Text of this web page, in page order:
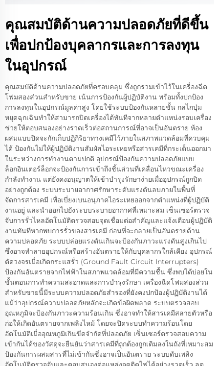
คุณสมบัติด้านความปลอดภัยที่ดีขึ้น
เพื่อปกป้องบุคลากรและการลงทุน
ในอุปกรณ์
คุณสมบัติด้านความปลอดภัยที่ครอบคลุม ซึ่งถูกรวมเข้าไว้ในเครื่องฉีด
โฟมสองส่วนสำหรับขาย เน้นการป้องกันผู้ปฏิบัติงาน พร้อมทั้งปกป้อง
การลงทุนในอุปกรณ์มูลค่าสูง โดยใช้ระบบป้องกันหลายชั้น กลไกปุ่ม
หยุดฉุกเฉินทำให้สามารถปิดเครื่องได้ทันทีจากหลายตำแหน่งรอบเครื่อง
ช่วยให้ตอบสนองอย่างรวดเร็วต่อสถานการณ์ที่อาจเป็นอันตราย ห้อง
ผสมแบบปิดจะกักเก็บปฏิกิริยาทางเคมีไว้ภายในสภาพแวดล้อมที่ควบคุม
ได้ ป้องกันไม่ให้ผู้ปฏิบัติงานสัมผัสไอระเหยหรือสารเคมีที่กระเด็นออกมา
ในระหว่างการทำงานตามปกติ อุปกรณ์ป้องกันความปลอดภัยแบบ
ล็อกอินเตอร์ล็อกจะป้องกันการเข้าถึงชิ้นส่วนที่เคลื่อนไหวขณะเครื่อง
กำลังทำงาน แต่ยังคงอนุญาตให้เข้าบำรุงรักษาง่ายเมื่ออุปกรณ์ถูกปิด
อย่างถูกต้อง ระบบระบายอากาศรักษาระดับแรงดันลบภายในพื้นที่
จัดการสารเคมี เพื่อเบี่ยงเบนอนุภาคไอระเหยออกจากตำแหน่งที่ผู้ปฏิบัติ
งานอยู่ และนำออกไปยังระบบระบายอากาศที่เหมาะสม เซ็นเซอร์ตรวจ
จับการรั่วไหลอัตโนมัติตรวจสอบจุดเชื่อมต่อสำคัญและแจ้งเตือนผู้ปฏิบัติ
งานทันทีหากพบการรั่วของสารเคมี ก่อนที่จะกลายเป็นอันตรายด้าน
ความปลอดภัย ระบบปล่อยแรงดันเกินจะป้องกันภาวะแรงดันสูงเกินไป
ซึ่งอาจทำลายอุปกรณ์หรือสร้างอันตรายให้กับบุคลากรใกล้เคียง อุปกรณ์
ตัดวงจรเมื่อเกิดกระแสรั่ว (Ground Fault Circuit Interrupters)
ป้องกันอันตรายจากไฟฟ้าในสภาพแวดล้อมที่มีความชื้น ซึ่งพบได้บ่อยใน
ขั้นตอนการทำความสะอาดและการบำรุงรักษา เครื่องฉีดโฟมสองส่วน
สำหรับขายนี้มีระบบความปลอดภัยสำรองที่ยังคงปกป้องผู้ปฏิบัติงานได้
แม้ว่าอุปกรณ์ความปลอดภัยหลักจะเกิดข้อผิดพลาด ระบบตรวจสอบ
อุณหภูมิจะป้องกันภาวะความร้อนเกิน ซึ่งอาจทำให้สารเคมีสลายตัวหรือ
ก่อให้เกิดอันตรายจากเพลิงไหม้ โดยจะปิดระบบทำความร้อนโดย
อัตโนมัติเมื่ออุณหภูมิเกินขีดจำกัดที่ปลอดภัย เซ็นเซอร์ตรวจสอบความ
เข้ากันได้ของวัสดุจะยืนยันว่าสารเคมีที่ถูกต้องถูกเติมลงในถังที่เหมาะสม
ป้องกันการผสมสารที่ไม่เข้ากันซึ่งอาจเป็นอันตราย ระบบดับเพลิง